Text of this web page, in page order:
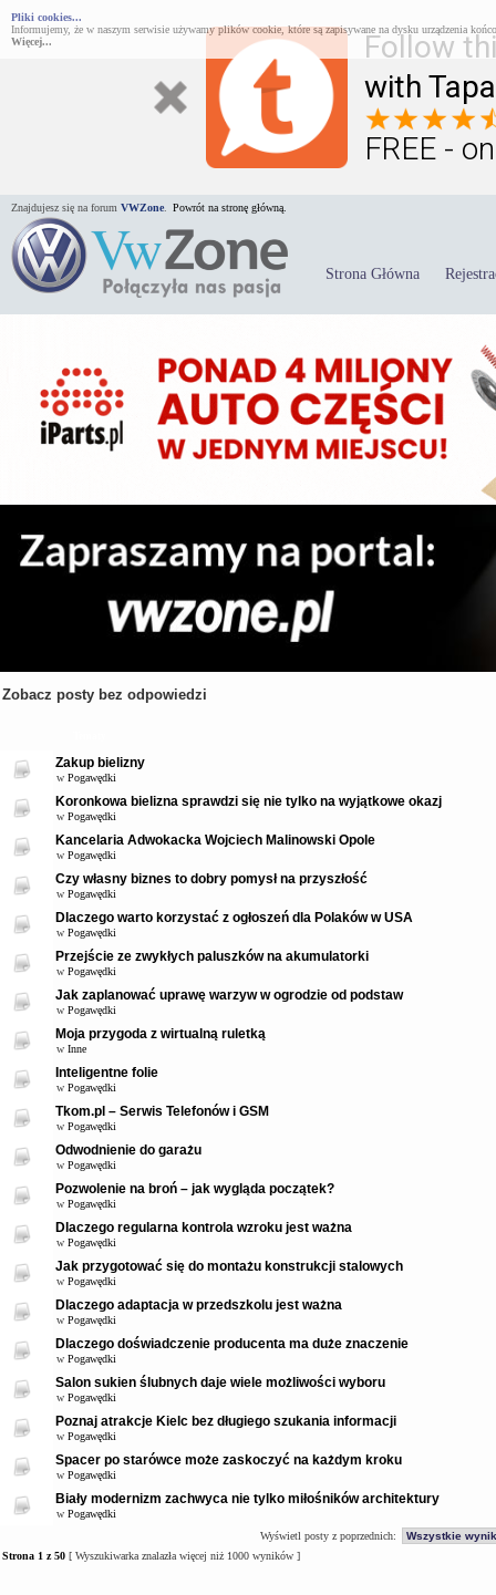
Follow
with
FREE -
Pliki cookies...
Informujemy, że w naszym serwisie używamy plików cookie, które są zapisywane na dysku urządzenia
Więcej...
Znajdujesz się na forum VWZone Powrót na stronę główną.
Strona Główna
Zobacz posty bez odpowiedzi
Zakup bielizny
w Pogawędki
Koronkowa bielizna sprawdzi się nie tylko na wyjątkowe okazj
w Pogawędki
Kancelaria Adwokacka Wojciech Malinowski Opole
w Pogawędki
Czy własny biznes to dobry pomysł na przyszłość
w Pogawędki
Dlaczego warto korzystać z ogłoszeń dla Polaków w USA
w Pogawędki
Przejście ze zwykłych paluszków na akumulatorki
w Pogawędki
Jak zaplanować uprawę warzyw w ogrodzie od podstaw
w Pogawędki
Moja przygoda z wirtualną ruletką
w Inne
Inteligentne folie
w Pogawędki
Tkom.pl – Serwis Telefonów i GSM
w Pogawędki
Odwodnienie do garażu
w Pogawędki
Pozwolenie na broń – jak wygląda początek?
w Pogawędki
Dlaczego regularna kontrola wzroku jest ważna
w Pogawędki
Jak przygotować się do montażu konstrukcji stalowych
w Pogawędki
Dlaczego adaptacja w przedszkolu jest ważna
w Pogawędki
Dlaczego doświadczenie producenta ma duże znaczenie
w Pogawędki
Salon sukien ślubnych daje wiele możliwości wyboru
w Pogawędki
Poznaj atrakcje Kielc bez długiego szukania informacji
w Pogawędki
Spacer po starówce może zaskoczyć na każdym kroku
w Pogawędki
Biały modernizm zachwyca nie tylko miłośników architektury
w Pogawędki
Wyświetl posty z poprzednich:
Strona 1 z50 [ Wyszukiwarka znalazła więcej niż 1000 wyników ]